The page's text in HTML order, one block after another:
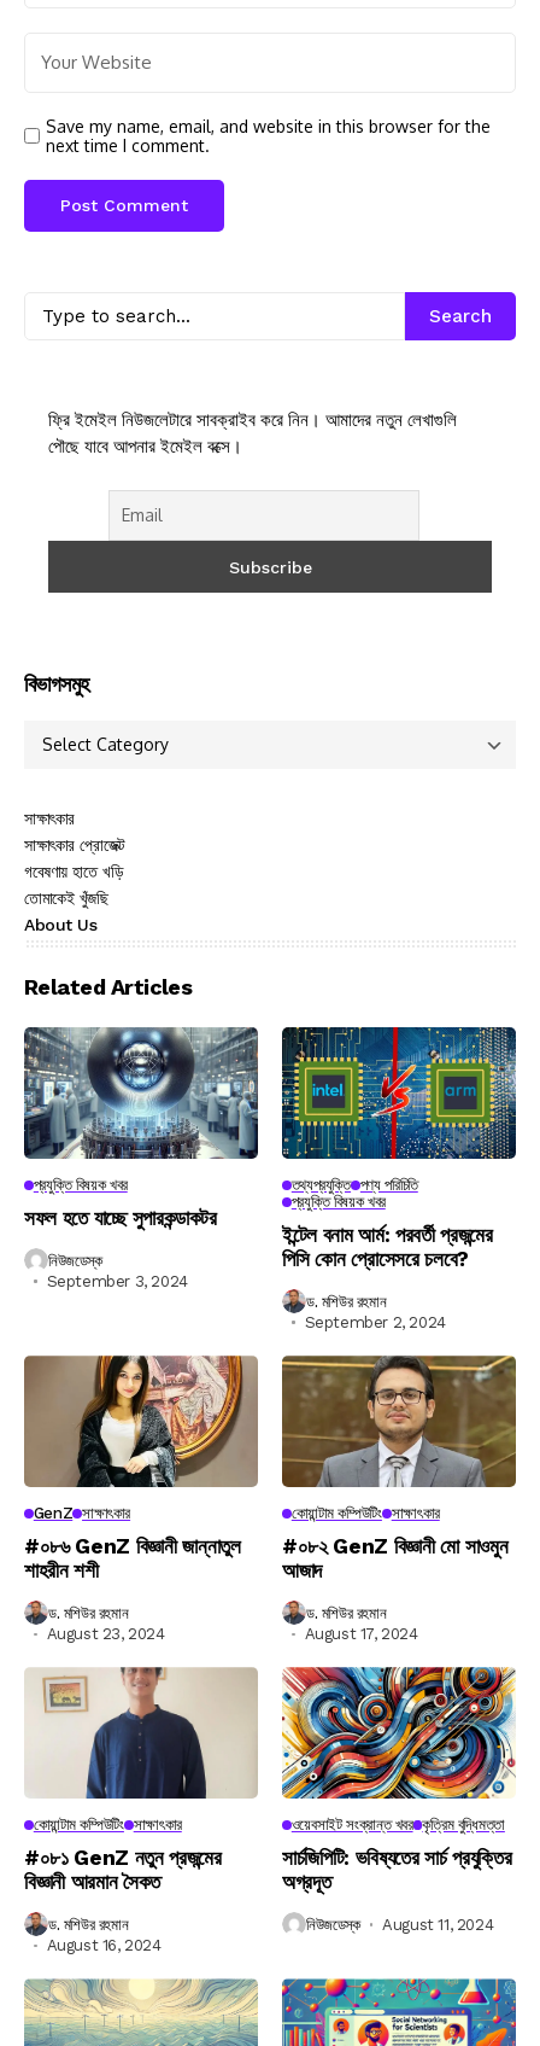
Save my name, email, and website in this browser for the
next time I comment.
Search
ফ্রি ইমেইল নিউজলেটারে সাবক্রাইব করে নিন। আমাদের নতুন লেখাগুলি
পৌছে যাবে আপনার ইমেইল বক্সে।
বিভাগসমুহ
সাক্ষাৎকার
সাক্ষাৎকার প্রোজেক্ট
গবেষণায় হাতে খড়ি
তোমাকেই খুঁজছি
About Us
Related Articles
প্রযুক্তি বিষয়ক খবর
সফল হতে যাচ্ছে সুপারকন্ডাকটর
নিউজডেস্ক
September 3, 2024
তথ্যপ্রযুক্তি পণ্য পরিচিতি
প্রযুক্তি বিষয়ক খবর
ইন্টেল বনাম আর্ম: পরবর্তী প্রজন্মের
পিসি কোন প্রোসেসরে চলবে?
ড. মশিউর রহমান
September 2, 2024
GenZ সাক্ষাৎকার
#০৮৬ GenZ বিজ্ঞানী জান্নাতুল
শাহরীন শশী
ড. মশিউর রহমান
August 23, 2024
কোয়ান্টাম কম্পিউটিং সাক্ষাৎকার
#০৮২ GenZ বিজ্ঞানী মো সাওমুন
আজাদ
ড. মশিউর রহমান
August 17, 2024
কোয়ান্টাম কম্পিউটিং সাক্ষাৎকার
#০৮১ GenZ নতুন প্রজন্মের
বিজ্ঞানী আরমান সৈকত
ড. মশিউর রহমান
August 16, 2024
ওয়েবসাইট সংক্রান্ত খবর কৃত্রিম বুদ্ধিমত্তা
সার্চজিপিটি: ভবিষ্যতের সার্চ প্রযুক্তির
অগ্রদূত
নিউজডেস্ক August 11, 2024